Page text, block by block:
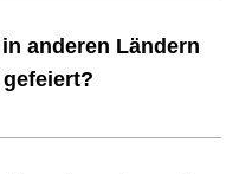
anderen Ländern